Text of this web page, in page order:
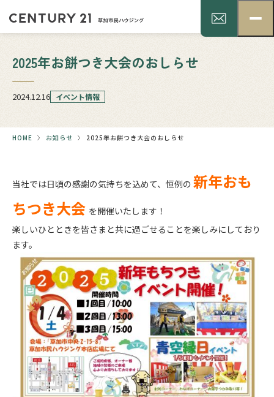
2025年お餅つき大会のおしらせ
2024.12.16 イベント情報
HOME お知らせ 2025年お餅つき大会のおしらせ
当社では日頃の感謝の気持ちを込めて、恒例の 新年おも
ちつき大会 を開催いたします！
楽しいひとときを皆さまと共に過ごせることを楽しみにしており
ます。